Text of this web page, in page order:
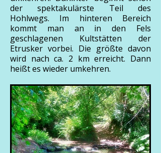
der spektakulärste Teil des
Hohlwegs. Im hinteren Bereich
kommt man an in den Fels
geschlagenen Kultstätten der
Etrusker vorbei. Die größte davon
wird nach ca. 2 km erreicht. Dann
heißt es wieder umkehren.